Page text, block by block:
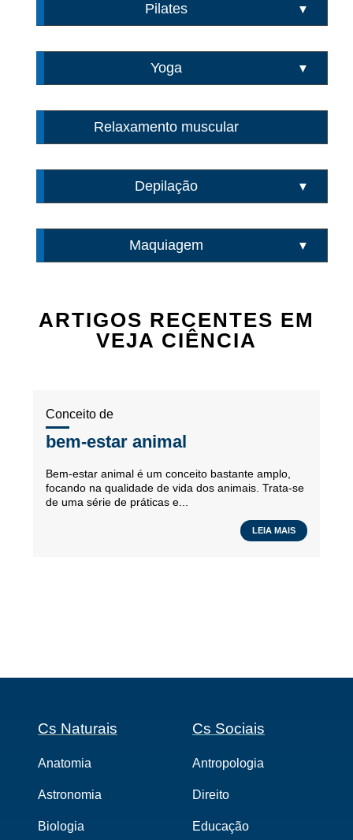
Pilates ▼
Yoga ▼
Relaxamento muscular
Depilação ▼
Maquiagem ▼
ARTIGOS RECENTES EM
VEJA CIÊNCIA
Conceito de
bem-estar animal
Bem-estar animal é um conceito bastante amplo,
focando na qualidade de vida dos animais. Trata-se
de uma série de práticas e...
LEIA MAIS
Cs Naturais
Anatomia
Astronomia
Biologia
Cs Sociais
Antropologia
Direito
Educação